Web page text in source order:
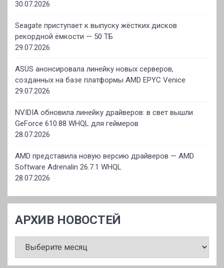
30.07.2026
Seagate приступает к выпуску жёстких дисков
рекордной ёмкости — 50 ТБ
29.07.2026
ASUS анонсировала линейку новых серверов,
созданных на базе платформы AMD EPYC Venice
29.07.2026
NVIDIA обновила линейку драйверов: в свет вышли
GeForce 610.88 WHQL для геймеров
28.07.2026
AMD представила новую версию драйверов — AMD
Software Adrenalin 26.7.1 WHQL
28.07.2026
АРХИВ НОВОСТЕЙ
НОВОСТЕЙ